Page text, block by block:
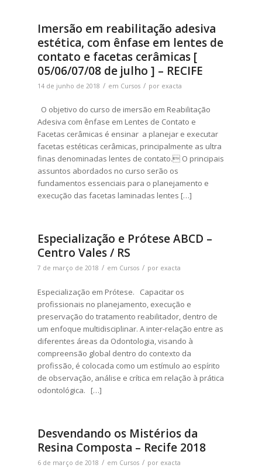
Imersão em reabilitação adesiva
estética, com ênfase em lentes de
contato e facetas cerâmicas [
05/06/07/08 de julho ] – RECIFE
14 de junho de 2018 / em Cursos / por exacta
O objetivo do curso de imersão em Reabilitação
Adesiva com ênfase em Lentes de Contato e
Facetas cerâmicas é ensinar a planejar e executar
facetas estéticas cerâmicas, principalmente as ultra
finas denominadas lentes de contato. O principais
assuntos abordados no curso serão os
fundamentos essenciais para o planejamento e
execução das facetas laminadas lentes […]
Especialização e Prótese ABCD –
Centro Vales / RS
7 de março de 2018 / em Cursos / por exacta
Especialização em Prótese. Capacitar os
profissionais no planejamento, execução e
preservação do tratamento reabilitador, dentro de
um enfoque multidisciplinar. A inter-relação entre as
diferentes áreas da Odontologia, visando à
compreensão global dentro do contexto da
profissão, é colocada como um estímulo ao espírito
de observação, análise e crítica em relação à prática
odontológica. […]
Desvendando os Mistérios da
Resina Composta – Recife 2018
6 de março de 2018 / em Cursos / por exacta